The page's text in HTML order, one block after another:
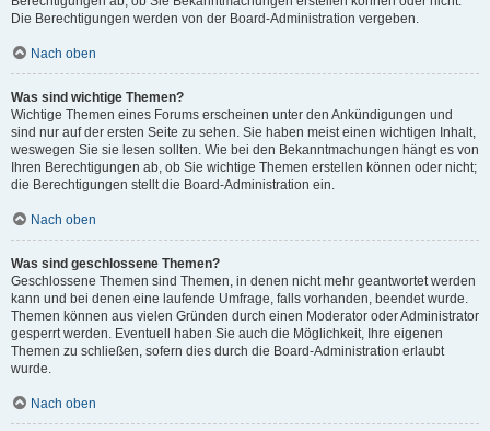
Die Berechtigungen werden von der Board-Administration vergeben.
Nach oben
Was sind wichtige Themen?
Wichtige Themen eines Forums erscheinen unter den Ankündigungen und
sind nur auf der ersten Seite zu sehen. Sie haben meist einen wichtigen Inhalt,
weswegen Sie sie lesen sollten. Wie bei den Bekanntmachungen hängt es von
Ihren Berechtigungen ab, ob Sie wichtige Themen erstellen können oder nicht;
die Berechtigungen stellt die Board-Administration ein.
Nach oben
Was sind geschlossene Themen?
Geschlossene Themen sind Themen, in denen nicht mehr geantwortet werden
kann und bei denen eine laufende Umfrage, falls vorhanden, beendet wurde.
Themen können aus vielen Gründen durch einen Moderator oder Administrator
gesperrt werden. Eventuell haben Sie auch die Möglichkeit, Ihre eigenen
Themen zu schließen, sofern dies durch die Board-Administration erlaubt
wurde.
Nach oben